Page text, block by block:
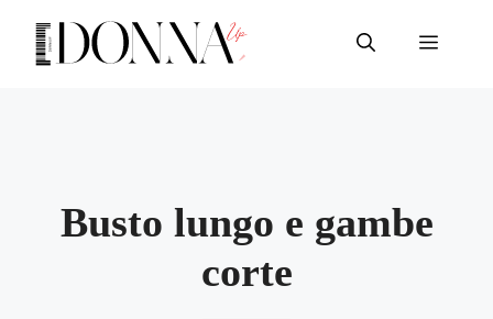
contenuto
Menu
Busto lungo e gambe
corte